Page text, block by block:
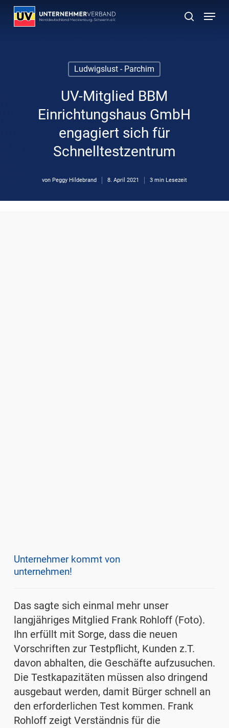
Skip
suchen
Menu
Ludwigslust - Parchim
UV-Mitglied BBM
Einrichtungshaus GmbH
engagiert sich für
Schnelltestzentrum
von Peggy Hildebrand 8. April 2021 3 min Lesezeit
Unternehmer kommt von
unternehmen!
Das sagte sich einmal mehr unser
langjähriges Mitglied Frank Rohloff (Foto).
Ihn erfüllt mit Sorge, dass die neuen
Vorschriften zur Testpflicht, Kunden z.T.
davon abhalten, die Geschäfte aufzusuchen.
Die Testkapazitäten müssen also dringend
ausgebaut werden, damit Bürger schnell an
den erforderlichen Test kommen. Frank
Rohloff zeigt Verständnis für die